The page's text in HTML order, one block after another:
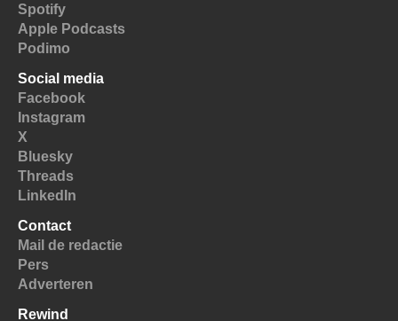
Spotify
Apple Podcasts
Podimo
Social media
Facebook
Instagram
X
Bluesky
Threads
LinkedIn
Contact
Mail de redactie
Pers
Adverteren
Rewind